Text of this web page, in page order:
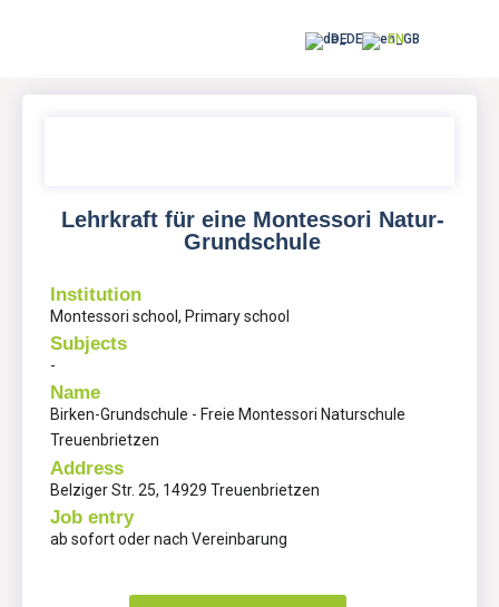
DE EN
Lehrkraft für eine Montessori Natur-
Grundschule
Institution
Montessori school, Primary school
Subjects
-
Name
Birken-Grundschule - Freie Montessori Naturschule
Treuenbrietzen
Address
Belziger Str. 25, 14929 Treuenbrietzen
Job entry
ab sofort oder nach Vereinbarung